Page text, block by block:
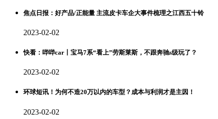
焦点日报：好产品/正能量 主流皮卡车企大事件梳理之江西五十铃
2023-02-02
快看：哔哔car丨宝马7系“看上”劳斯莱斯，不跟奔驰s级玩了？
2023-02-02
环球短讯！为何不造20万以内的车型？成本与利润才是主因！
2023-02-02